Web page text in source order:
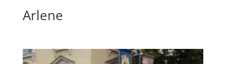
Arlene